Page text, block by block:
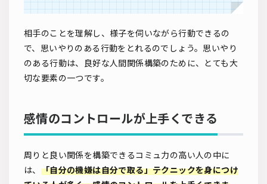
相手のことを理解し、様子を伺いながら行動できるの
で、思いやりのある行動をとれるのでしょう。思いやり
のある行動は、良好な人間関係構築のために、とても大
切な要素の一つです。
感情のコントロールが上手くできる
周りと良い関係を構築できるコミュ力の高い人の中に
は、 「自分の機嫌は自分で取る」テクニックを身につけ